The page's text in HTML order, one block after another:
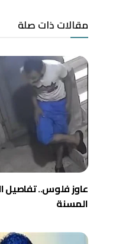
مقالات ذات صلة
عاوز فلوس.. تفاصيل
المسنة